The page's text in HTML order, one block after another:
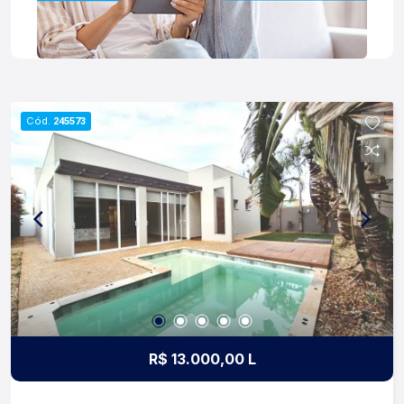
arrojo e a força comercial da atualidade. A Lago é
sua principal imobiliária em Ribeirão Preto!
Cód. 245573
R$ 13.000,00 L